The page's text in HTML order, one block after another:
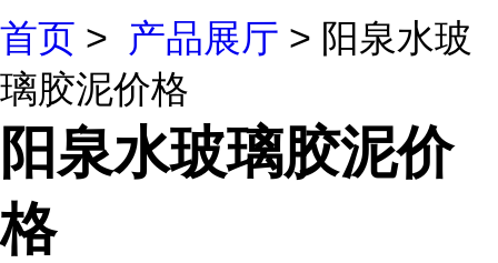
首页 > 产品展厅 > 阳泉水玻
璃胶泥价格
阳泉水玻璃胶泥价
格